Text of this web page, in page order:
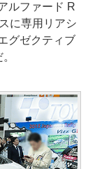
ルファード R
に専用リアシ
グゼクティブ